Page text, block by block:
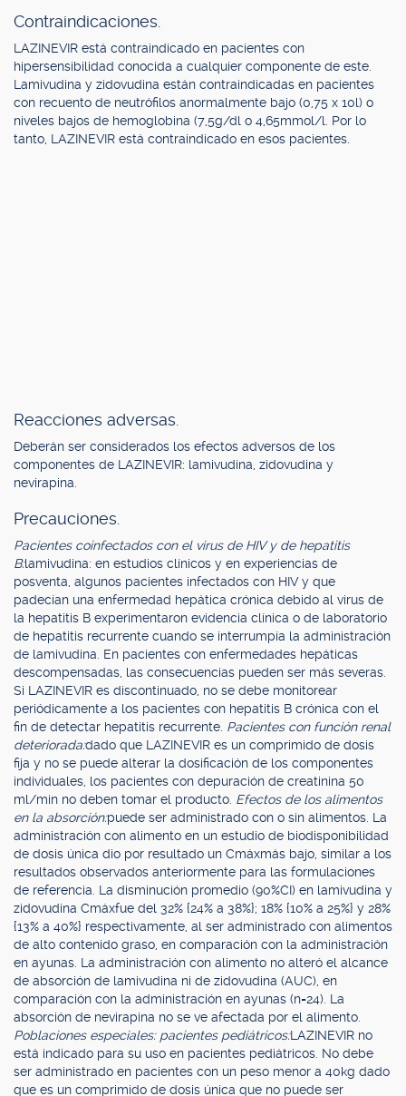
Contraindicaciones.
LAZINEVIR está contraindicado en pacientes con
hipersensibilidad conocida a cualquier componente de este.
Lamivudina y zidovudina están contraindicadas en pacientes
con recuento de neutrófilos anormalmente bajo (0,75 x 10l) o
niveles bajos de hemoglobina (7,5g/dl o 4,65mmol/l. Por lo
tanto, LAZINEVIR está contraindicado en esos pacientes.
Reacciones adversas.
Deberán ser considerados los efectos adversos de los
componentes de LAZINEVIR: lamivudina, zidovudina y
nevirapina.
Precauciones.
Pacientes coinfectados con el virus de HIV y de hepatitis
B:lamivudina: en estudios clínicos y en experiencias de
posventa, algunos pacientes infectados con HIV y que
padecían una enfermedad hepática crónica debido al virus de
la hepatitis B experimentaron evidencia clínica o de laboratorio
de hepatitis recurrente cuando se interrumpía la administración
de lamivudina. En pacientes con enfermedades hepáticas
descompensadas, las consecuencias pueden ser más severas.
Si LAZINEVIR es discontinuado, no se debe monitorear
periódicamente a los pacientes con hepatitis B crónica con el
fin de detectar hepatitis recurrente. Pacientes con función renal
deteriorada:dado que LAZINEVIR es un comprimido de dosis
fija y no se puede alterar la dosificación de los componentes
individuales, los pacientes con depuración de creatinina 50
ml/min no deben tomar el producto. Efectos de los alimentos
en la absorción:puede ser administrado con o sin alimentos. La
administración con alimento en un estudio de biodisponibilidad
de dosis única dio por resultado un Cmáxmás bajo, similar a los
resultados observados anteriormente para las formulaciones
de referencia. La disminución promedio (90%CI) en lamivudina y
zidovudina Cmáxfue del 32% {24% a 38%}; 18% {10% a 25%} y 28%
{13% a 40%} respectivamente, al ser administrado con alimentos
de alto contenido graso, en comparación con la administración
en ayunas. La administración con alimento no alteró el alcance
de absorción de lamivudina ni de zidovudina (AUC), en
comparación con la administración en ayunas (n=24). La
absorción de nevirapina no se ve afectada por el alimento.
Poblaciones especiales: pacientes pediátricos:LAZINEVIR no
está indicado para su uso en pacientes pediátricos. No debe
ser administrado en pacientes con un peso menor a 40kg dado
que es un comprimido de dosis única que no puede ser